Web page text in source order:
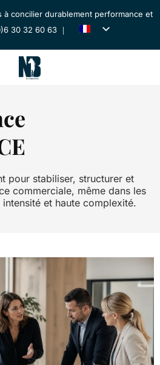
à concilier durablement performance et
30 32 60 63 ｜
pour stabiliser, structurer et
commerciale, même dans les
et haute complexité.